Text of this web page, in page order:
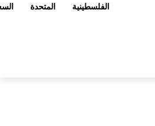
الفلسطينية المتحدة